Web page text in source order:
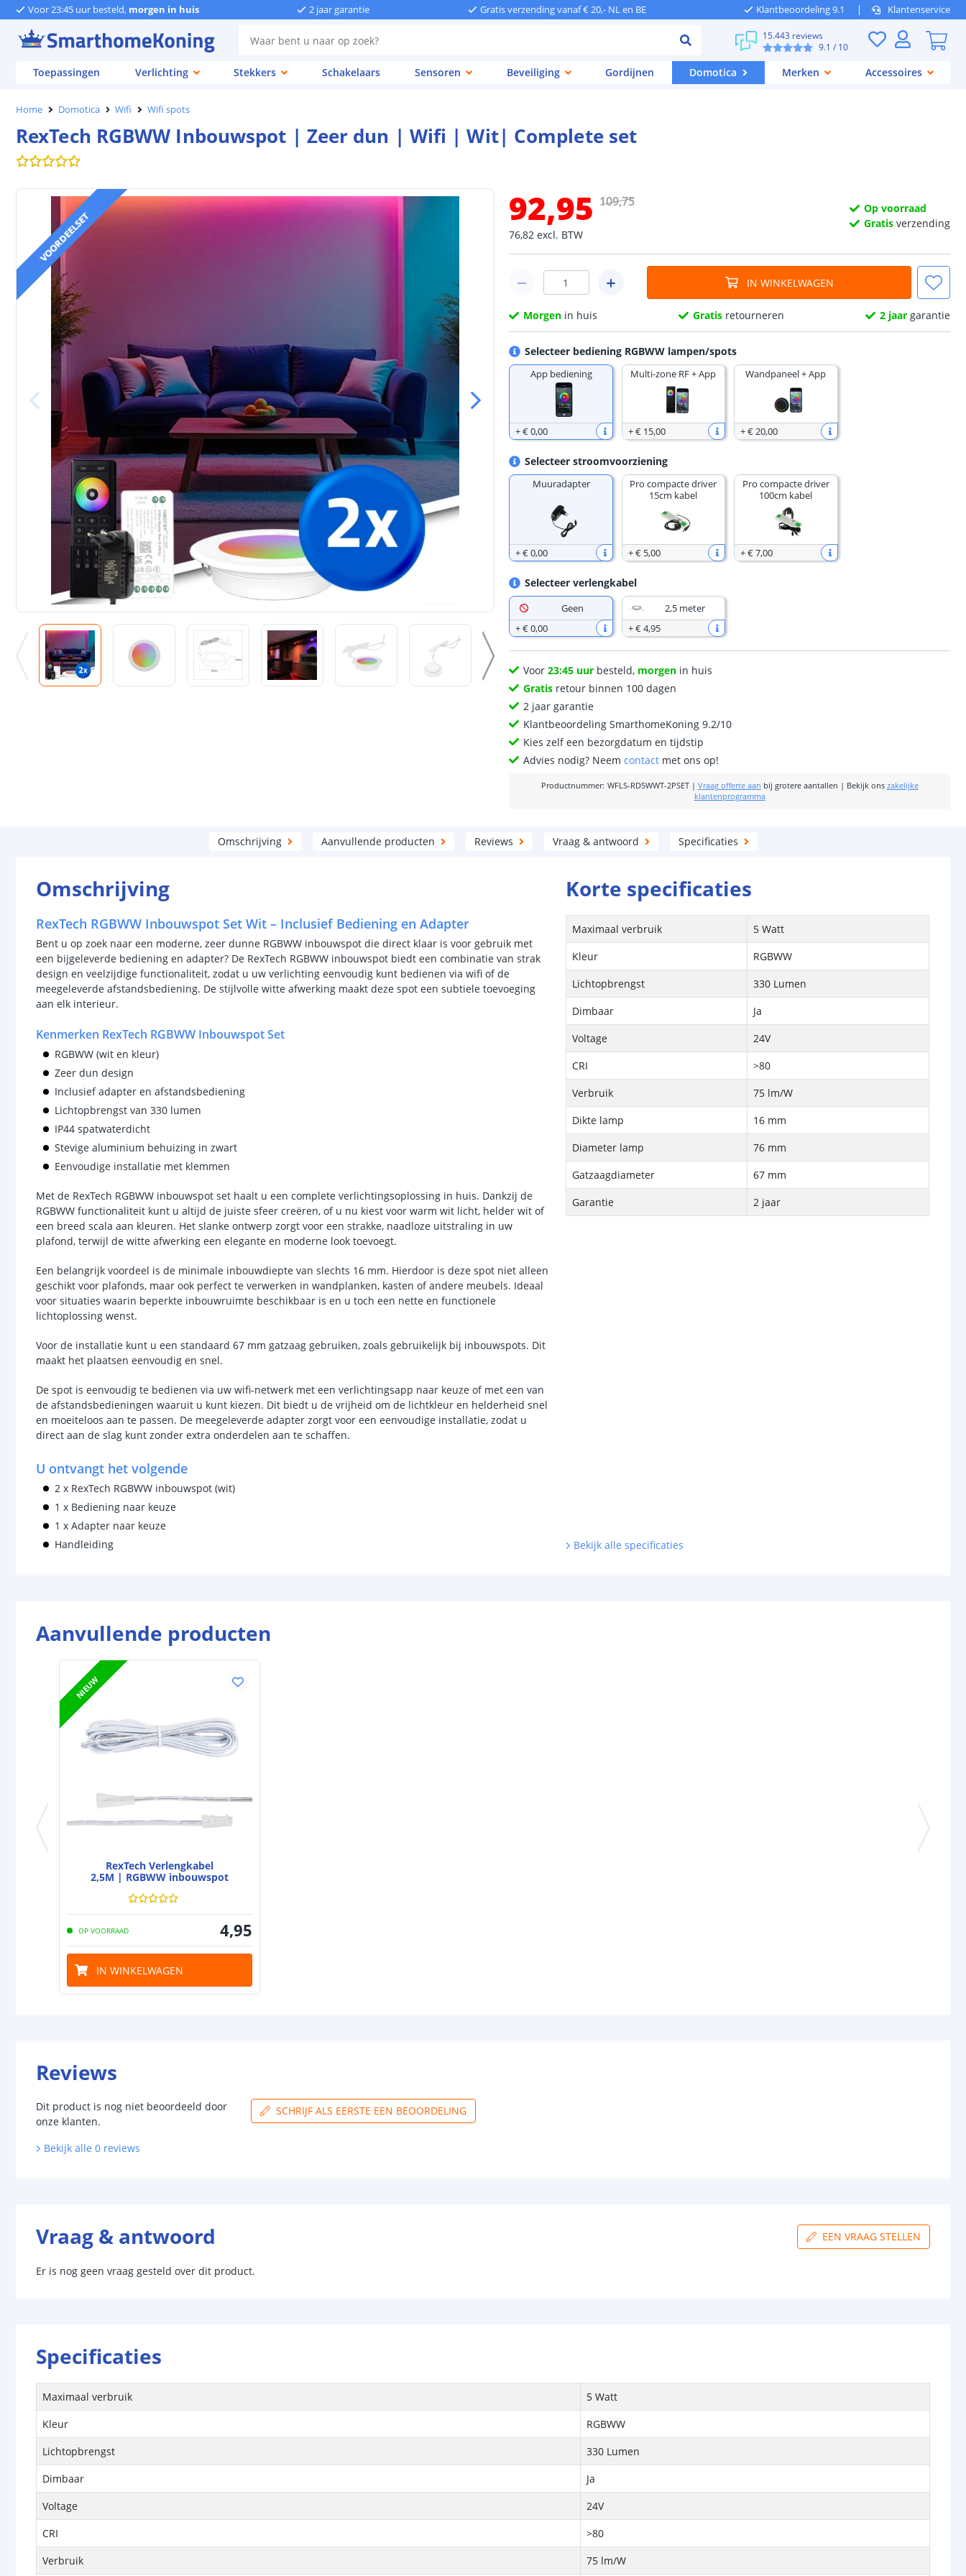
Voor 23:45 uur besteld, morgen in huis 2 jaar garantie Gratis verzending vanaf € 20,- NL en BE Klantbeoordeling 9.1 Klantenservice
15.443 reviews
9.1 / 10
Toepassingen Verlichting Stekkers Schakelaars Sensoren Beveiliging Gordijnen Domotica Merken Accessoires
Home Domotica Wifi Wifi spots
RexTech RGBWW Inbouwspot | Zeer dun | Wifi | Wit| Complete set
VOORDEELSET
92,95
76,82 excl. BTW
109,75
Op voorraad
Gratis verzending
IN WINKELWAGEN
Morgen in huis Gratis retourneren 2 jaargarantie
Selecteer bediening RGBWW lampen/spots
App bediening
+€ 0,00
Multi-zone RF + App
+€ 15,00
Wandpaneel + App
+€ 20,00
Selecteer stroomvoorziening
Muuradapter
+€ 0,00
Pro compacte driver
15cm kabel
+€ 5,00
Pro compacte driver
100cm kabel
+€ 7,00
Selecteer verlengkabel
Geen
+€ 0,00
2,5 meter
+€ 4,95
Voor23:45 uur besteld, morgen in huis
Gratis retour binnen 100 dagen
2 jaar garantie
Klantbeoordeling SmarthomeKoning 9.2/10
Kies zelf een bezorgdatum en tijdstip
Advies nodig? Neemcontact met ons op!
Productnummer: WFLS-RD5WWT-2PSET| Vraag offerte aan bij grotere aantallen | Bekijk ons zakelijke
klantenprogramma
Omschrijving Aanvullende producten Reviews Vraag & antwoord Specificaties
Omschrijving
RexTech RGBWW Inbouwspot Set Wit – Inclusief Bediening en Adapter
Bent u op zoek naar een moderne, zeer dunne RGBWW inbouwspot die direct klaar is voor gebruik met
een bijgeleverde bediening en adapter? De RexTech RGBWW inbouwspot biedt een combinatie van strak
design en veelzijdige functionaliteit, zodat u uw verlichting eenvoudig kunt bedienen via wifi of de
meegeleverde afstandsbediening. De stijlvolle witte afwerking maakt deze spot een subtiele toevoeging
aan elk interieur.
Kenmerken RexTech RGBWW Inbouwspot Set
RGBWW (wit en kleur)
Zeer dun design
Inclusief adapter en afstandsbediening
Lichtopbrengst van 330 lumen
IP44 spatwaterdicht
Stevige aluminium behuizing in zwart
Eenvoudige installatie met klemmen
Met de RexTech RGBWW inbouwspot set haalt u een complete verlichtingsoplossing in huis. Dankzij de
RGBWW functionaliteit kunt u altijd de juiste sfeer creëren, of u nu kiest voor warm wit licht, helder wit of
een breed scala aan kleuren. Het slanke ontwerp zorgt voor een strakke, naadloze uitstraling in uw
plafond, terwijl de witte afwerking een elegante en moderne look toevoegt.
Een belangrijk voordeel is de minimale inbouwdiepte van slechts 16 mm. Hierdoor is deze spot niet alleen
geschikt voor plafonds, maar ook perfect te verwerken in wandplanken, kasten of andere meubels. Ideaal
voor situaties waarin beperkte inbouwruimte beschikbaar is en u toch een nette en functionele
lichtoplossing wenst.
Voor de installatie kunt u een standaard 67 mm gatzaag gebruiken, zoals gebruikelijk bij inbouwspots. Dit
maakt het plaatsen eenvoudig en snel.
De spot is eenvoudig te bedienen via uw wifi-netwerk met een verlichtingsapp naar keuze of met een van
de afstandsbedieningen waaruit u kunt kiezen. Dit biedt u de vrijheid om de lichtkleur en helderheid snel
en moeiteloos aan te passen. De meegeleverde adapter zorgt voor een eenvoudige installatie, zodat u
direct aan de slag kunt zonder extra onderdelen aan te schaffen.
U ontvangt het volgende
2 x RexTech RGBWW inbouwspot (wit)
1 x Bediening naar keuze
1 x Adapter naar keuze
Handleiding
Korte specificaties
Maximaal verbruik
5 Watt
Kleur
RGBWW
Lichtopbrengst
330 Lumen
Dimbaar
Ja
Voltage
24V
CRI
>80
Verbruik
75 lm/W
Dikte lamp
16 mm
Diameter lamp
76 mm
Gatzaagdiameter
67 mm
Garantie
2 jaar
Bekijk alle specificaties
Aanvullende producten
NIEUW
RexTech Verlengkabel
2,5M | RGBWW inbouwspot
OP VOORRAAD 4,95
IN WINKELWAGEN
Reviews
Dit product is nog niet beoordeeld door
onze klanten.
SCHRIJF ALS EERSTE EEN BEOORDELING
Bekijk alle 0 reviews
Vraag & antwoord EEN VRAAG STELLEN
Er is nog geen vraag gesteld over dit product.
Specificaties
Maximaal verbruik
5 Watt
Kleur
RGBWW
Lichtopbrengst
330 Lumen
Dimbaar
Ja
Voltage
24V
CRI
>80
Verbruik
75 lm/W